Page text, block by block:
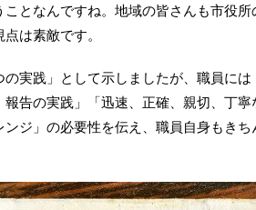
となんですね。地域の皆さんも市役
は素敵です。
の実践」として示しましたが、職員に
報告の実践」「迅速、正確、親切、丁
ンジ」の必要性を伝え、職員自身もき